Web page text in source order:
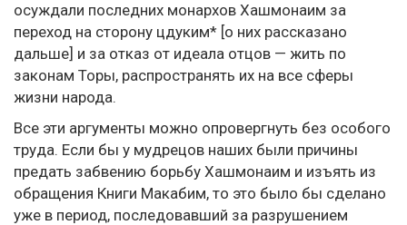
осуждали последних монархов Хашмонаим за
переход на сторону цдуким* [о них рассказано
дальше] и за отказ от идеала отцов — жить по
законам Торы, распространять их на все сферы
жизни народа.
Все эти аргументы можно опровергнуть без особого
труда. Если бы у мудрецов наших были причины
предать забвению борьбу Хашмонаим и изъять из
обращения Книги Макабим, то это было бы сделано
уже в период, последовавший за разрушением